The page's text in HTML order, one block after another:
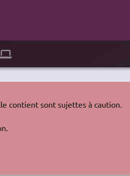
contient sont sujettes à caution.